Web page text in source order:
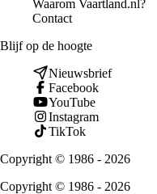
Waarom Vaartland.nl?
Contact
Blijf op de hoogte
Nieuwsbrief
Facebook
YouTube
Instagram
TikTok
Copyright © 1986 - 2026
Copyright © 1986 - 2026